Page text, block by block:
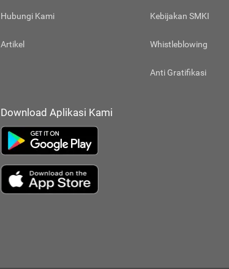
Hubungi Kami
Artikel
Kebijakan SMKI
Whistleblowing
Anti Gratifikasi
Download Aplikasi Kami